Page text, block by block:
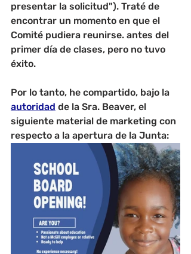
presentar la solicitud"). Traté de
encontrar un momento en que el
Comité pudiera reunirse. antes del
primer día de clases, pero no tuvo
éxito.
Por lo tanto, he compartido, bajo la
autoridad de la Sra. Beaver, el
siguiente material de marketing con
respecto a la apertura de la Junta: